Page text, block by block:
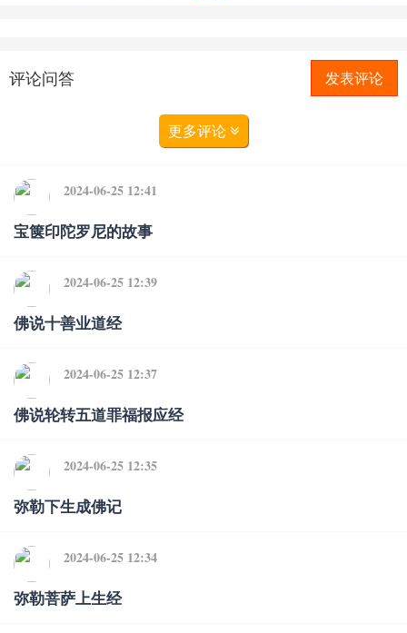
评论问答 发表评论
更多评论
2024-06-25 12:41
宝箧印陀罗尼的故事
2024-06-25 12:39
佛说十善业道经
2024-06-25 12:37
佛说轮转五道罪福报应经
2024-06-25 12:35
弥勒下生成佛记
2024-06-25 12:34
弥勒菩萨上生经